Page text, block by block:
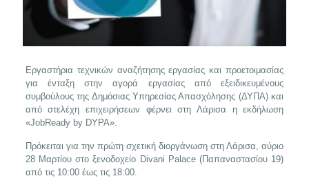
Εργαστήρια τεχνικών αναζήτησης εργασίας και προετοιμασίας
για ένταξη στην αγορά εργασίας από εξειδικευμένους
συμβούλους της Δημόσιας Υπηρεσίας Απασχόλησης (ΔΥΠΑ) και
από στελέχη επιχειρήσεων φέρνει στη Λάρισα η εκδήλωση
«JobReady by DYPA».
Πρόκειται για την πρώτη σχετική διοργάνωση στη Λάρισα, αύριο
28 Μαρτίου στο ξενοδοχείο Divani Palace (Παπαναστασίου 19)
από τις 10:00 έως τις 18:00.